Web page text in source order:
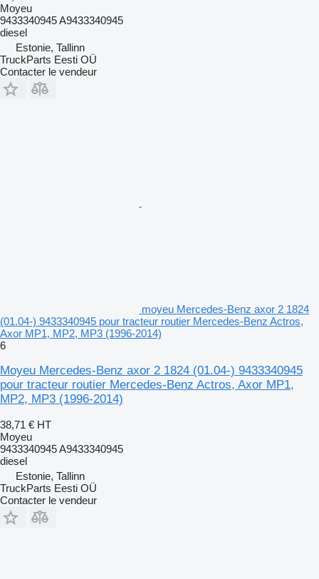
Moyeu
9433340945 A9433340945
diesel
Estonie, Tallinn
TruckParts Eesti OÜ
Contacter le vendeur
moyeu Mercedes-Benz axor 2 1824
(01.04-) 9433340945 pour tracteur routier Mercedes-Benz Actros,
Axor MP1, MP2, MP3 (1996-2014)
6
Moyeu Mercedes-Benz axor 2 1824 (01.04-) 9433340945
pour tracteur routier Mercedes-Benz Actros, Axor MP1,
MP2, MP3 (1996-2014)
38,71 € HT
Moyeu
9433340945 A9433340945
diesel
Estonie, Tallinn
TruckParts Eesti OÜ
Contacter le vendeur